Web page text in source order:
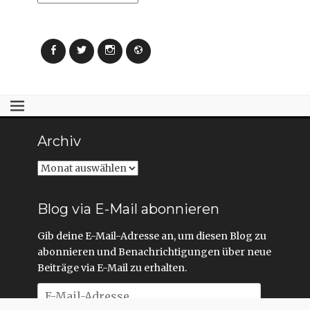
FacebookTwitter InstagramWebseite
Archiv
Archiv
Blog via E-Mail abonnieren
Gib deine E-Mail-Adresse an, um diesen Blog zu
abonnieren und Benachrichtigungen über neue
Beiträge via E-Mail zu erhalten.
E-